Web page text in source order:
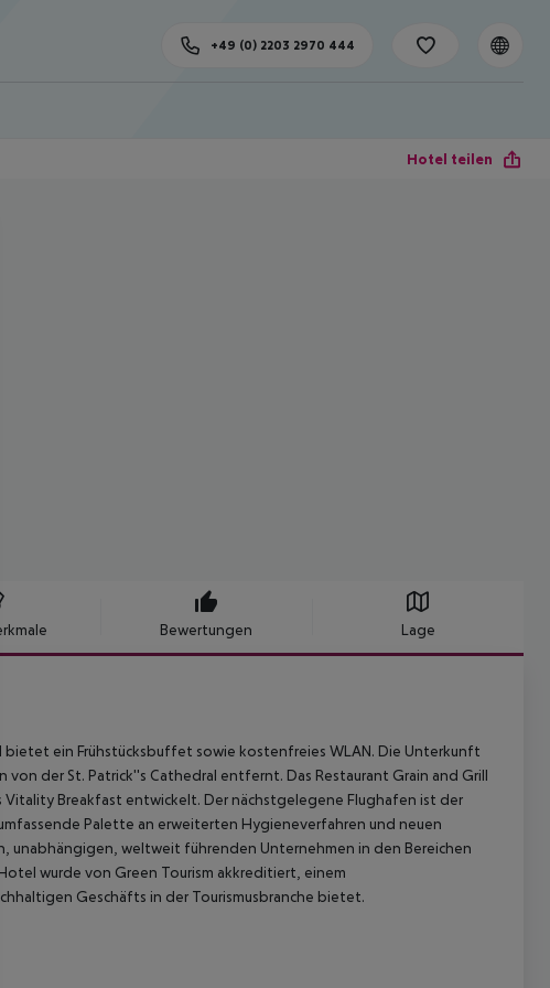
+49 (0) 2203 2970 444
Hotel teilen
Bewertungen Lage
ein Frühstücksbuffet sowie kostenfreies WLAN. Die Unterkunft
der St. Patrick''s Cathedral entfernt. Das Restaurant Grain and Grill
Breakfast entwickelt. Der nächstgelegene Flughafen ist der
Palette an erweiterten Hygieneverfahren und neuen
unabhängigen, weltweit führenden Unternehmen in den Bereichen
wurde von Green Tourism akkreditiert, einem
Geschäfts in der Tourismusbranche bietet.